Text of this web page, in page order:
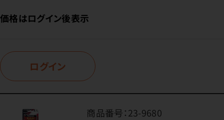
価格はログイン後表示
ログイン
商品番号：23-9680